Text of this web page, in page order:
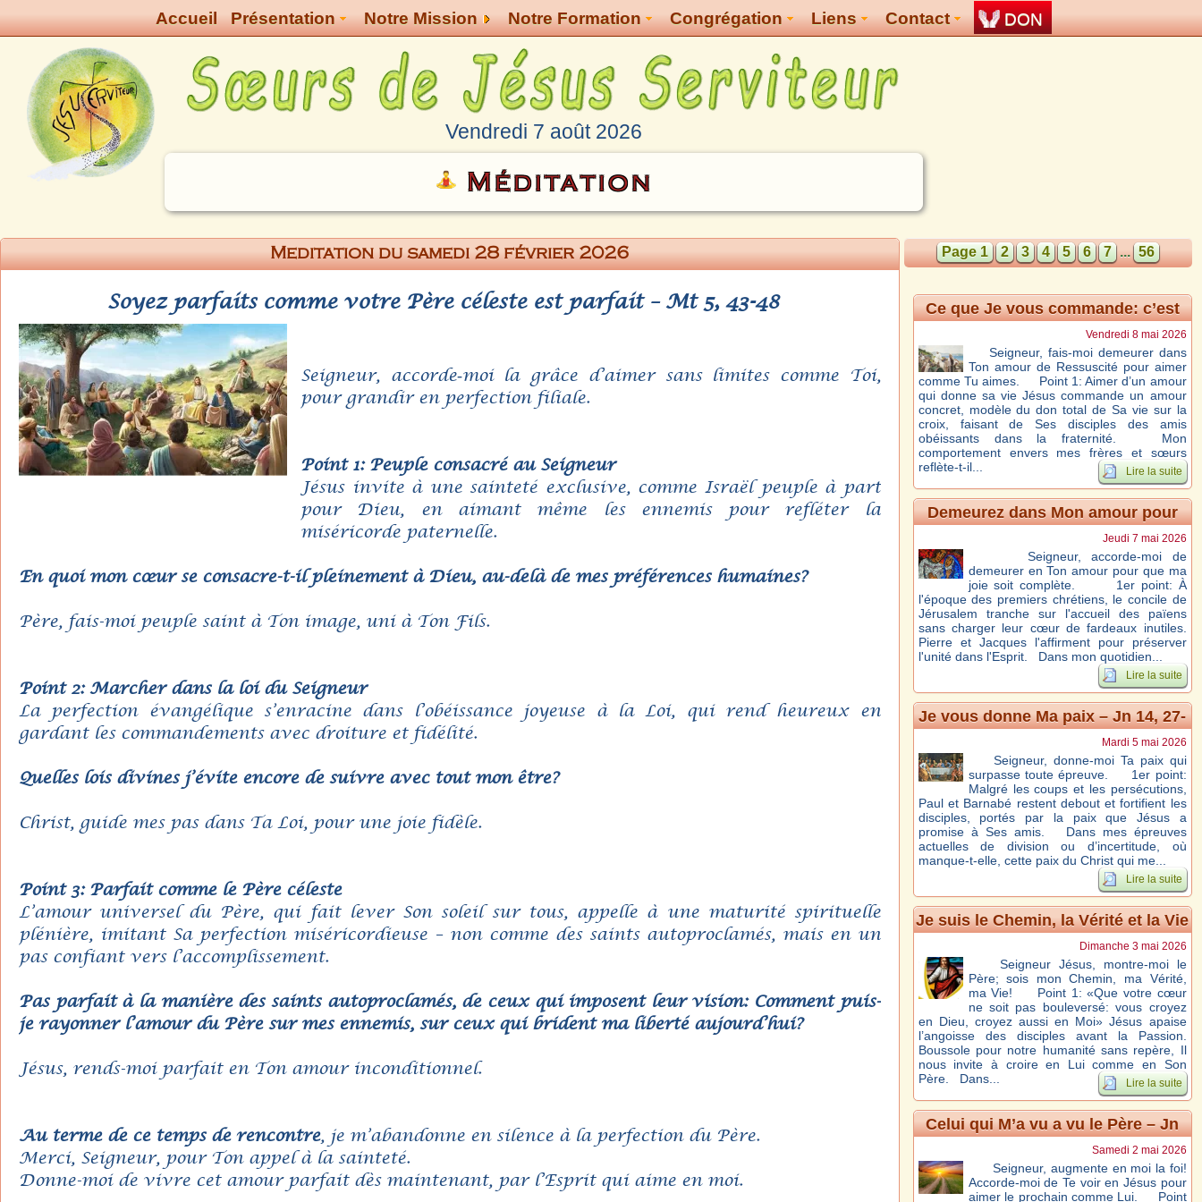
Accueil Présentation Notre Mission Notre Formation Congrégation Liens Contact DON
Vendredi 7 août 2026
Méditation
Meditation du samedi 28 février 2026
Soyez parfaits comme votre Père céleste est parfait – Mt 5, 43-48
Seigneur, accorde‑moi la grâce d’aimer sans limites comme Toi,
pour grandir en perfection filiale.
Point 1: Peuple consacré au Seigneur
Jésus invite à une sainteté exclusive, comme Israël peuple à part
pour Dieu, en aimant même les ennemis pour refléter la
miséricorde paternelle.
En quoi mon cœur se consacre-t-il pleinement à Dieu, au-delà de mes préférences humaines?
Père, fais-moi peuple saint à Ton image, uni à Ton Fils.
Point 2: Marcher dans la loi du Seigneur
La perfection évangélique s’enracine dans l’obéissance joyeuse à la Loi, qui rend heureux en
gardant les commandements avec droiture et fidélité.
Quelles lois divines j’évite encore de suivre avec tout mon être?
Christ, guide mes pas dans Ta Loi, pour une joie fidèle.
Point 3: Parfait comme le Père céleste
L’amour universel du Père, qui fait lever Son soleil sur tous, appelle à une maturité spirituelle
plénière, imitant Sa perfection miséricordieuse – non comme des saints autoproclamés, mais en un
pas confiant vers l’accomplissement.
Pas parfait à la manière des saints autoproclamés, de ceux qui imposent leur vision: Comment puis-
je rayonner l’amour du Père sur mes ennemis, sur ceux qui brident ma liberté aujourd’hui?
Jésus, rends-moi parfait en Ton amour inconditionnel.
Au terme de ce temps de rencontre, je m’abandonne en silence à la perfection du Père.
Merci, Seigneur, pour Ton appel à la sainteté.
Donne-moi de vivre cet amour parfait dès maintenant, par l’Esprit qui aime en moi.
Page 1 2 3 4 5 6 7 ... 56
Ce que Je vous commande: c’est
de vous aimer les uns les autres –
Jn 15, 12-17
Vendredi 8 mai 2026
Seigneur, fais-moi demeurer dans
Ton amour de Ressuscité pour aimer
comme Tu aimes. Point 1: Aimer d’un amour
qui donne sa vie Jésus commande un amour
concret, modèle du don total de Sa vie sur la
croix, faisant de Ses disciples des amis
obéissants dans la fraternité. Mon
comportement envers mes frères et sœurs
reflète-t-il...
Lire la suite
Demeurez dans Mon amour pour
que votre joie soit parfaite – Jn 15,
9-11
Jeudi 7 mai 2026
Seigneur, accorde-moi de
demeurer en Ton amour pour que ma
joie soit complète. 1er point: À
l'époque des premiers chrétiens, le concile de
Jérusalem tranche sur l'accueil des païens
sans charger leur cœur de fardeaux inutiles.
Pierre et Jacques l'affirment pour préserver
l'unité dans l'Esprit. Dans mon quotidien...
Lire la suite
Je vous donne Ma paix – Jn 14, 27-
Mardi 5 mai 2026
Seigneur, donne-moi Ta paix qui
surpasse toute épreuve. 1er point:
Malgré les coups et les persécutions,
Paul et Barnabé restent debout et fortifient les
disciples, portés par la paix que Jésus a
promise à Ses amis. Dans mes épreuves
actuelles de division ou d’incertitude, où
manque-t-elle, cette paix du Christ qui me...
Lire la suite
Je suis le Chemin, la Vérité et la Vie
– Jn 14, 1-12Dimanche 3 mai 2026
Seigneur Jésus, montre-moi le
Père; sois mon Chemin, ma Vérité,
ma Vie! Point 1: «Que votre cœur
ne soit pas bouleversé: vous croyez
en Dieu, croyez aussi en Moi» Jésus apaise
l’angoisse des disciples avant la Passion.
Boussole pour notre humanité sans repère, Il
nous invite à croire en Lui comme en Son
Père. Dans...
Lire la suite
Celui qui M’a vu a vu le Père – Jn
Samedi 2 mai 2026
Seigneur, augmente en moi la foi!
Accorde-moi de Te voir en Jésus pour
aimer le prochain comme Lui. Point